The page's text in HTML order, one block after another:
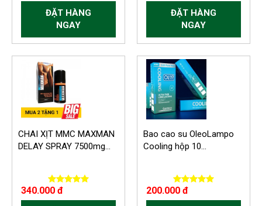
ĐẶT HÀNG
NGAY
ĐẶT HÀNG
NGAY
CHAI XỊT MMC MAXMAN
DELAY SPRAY 7500mg...
340.000 đ
Bao cao su OleoLampo
Cooling hộp 10...
200.000 đ